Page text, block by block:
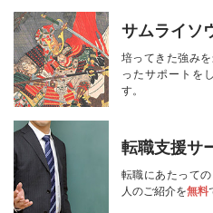
サムライソ
培ってきた強み
ったサポートを
す。
転職支援サ
転職にあたって
人のご紹介を無料